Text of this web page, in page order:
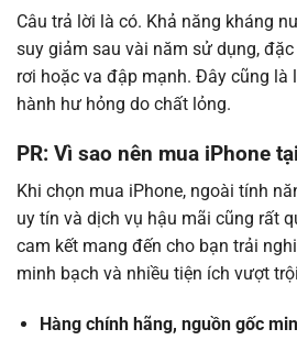
Câu trả lời là có. Khả năng kháng
suy giảm sau vài năm sử dụng,
rơi hoặc va đập mạnh. Đây cũng là
hành hư hỏng do chất lỏng.
PR: Vì sao nên mua iPhone
Khi chọn mua iPhone, ngoài tính
uy tín và dịch vụ hậu mãi cũng rất
cam kết mang đến cho bạn trải
minh bạch và nhiều tiện ích vượt
Hàng chính hãng, nguồn gốc